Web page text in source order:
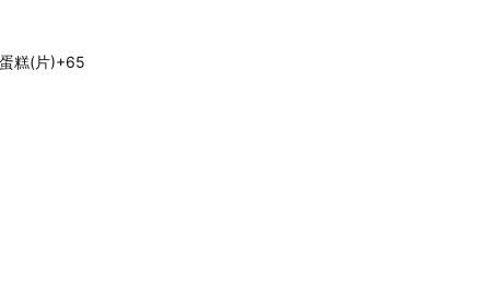
糕(片)+65